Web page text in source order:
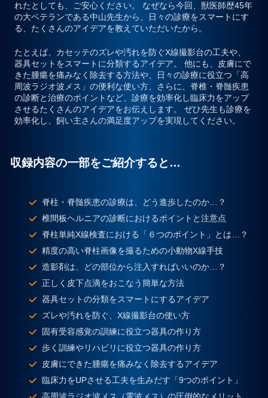
れたとしても、ご安心ください。 なぜなら今回、獣医師歴45年
の大ベテランである中山先生から、日々の診療をスマートにす
る、たくさんのアイデアを教えていただいたから。
たとえば、 カセッテのズレや汚れを防ぐX線撮影台の工夫や、
器具セットをスマートに分類するアイデア。
他にも、 皮膚にで
きた腫瘍を痛みなく除去する方法や、日々の診療に役立つ「高
周波ラジオ波メス」の便利な使い方、さらに、脊椎・脊髄疾患
の診断と治療のポイント など、診療を効率化し臨床力をアップ
させるたくさんのアイデアをお伝えします。 ぜひ先生も診療を
効率化し、飼い主さんの満足度アップを実現してください。
収録内容の一部をご紹介すると…
脊柱・脊髄疾患の診療は、どう進歩したのか…？
椎間板ヘルニアの診断におけるポイントと注意点
脊柱単純X線検査における「６つのポイント」とは…？
精度の高い脊柱画像を撮るための小動物X線手技
造影剤は、どの部位から注入すればいいのか…？
正しく皮下点滴をおこなう簡単な方法
器具セットの分類をスマートにするアイデア
ズレや汚れを防ぐ、X線撮影台の使い方
固有受容感覚の訓練に役立つ器具の作り方
歩く訓練やリハビリに役立つ器具の作り方
皮膚にできた腫瘍を痛みなく除去するアイデア
臨床力をUPさせる工夫を生みだす「9つのポイント」